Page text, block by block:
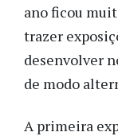
ano ficou
trazer
desenvolver
de modo
A primeira